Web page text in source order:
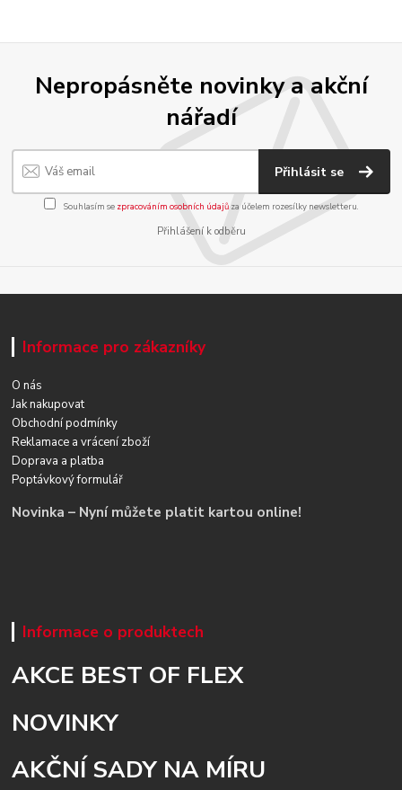
Nepropásněte novinky a akční
nářadí
Přihlásit se
Souhlasím se zpracováním osobních údajůza účelem rozesílky newsletteru.
Přihlášení k odběru
Informace pro zákazníky
O nás
Jak nakupovat
Obchodní podmínky
Reklamace a vrácení zboží
Doprava a platba
Poptávkový formulář
Novinka – Nyní můžete platit kartou online!
Informace o produktech
AKCE BEST OF FLEX
NOVINKY
AKČNÍ SADY NA MÍRU